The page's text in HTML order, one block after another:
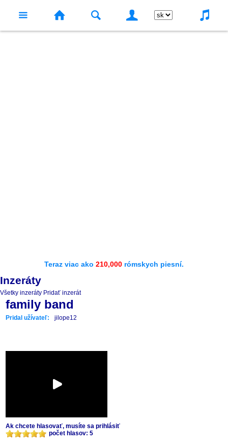
Teraz viac ako 210,000 rómskych piesní.
Inzeráty
Všetky inzeráty Pridať inzerát
family band
Pridal užívateľ: jilope12
Ak chcete hlasovať, musíte sa prihlásiť
počet hlasov: 5